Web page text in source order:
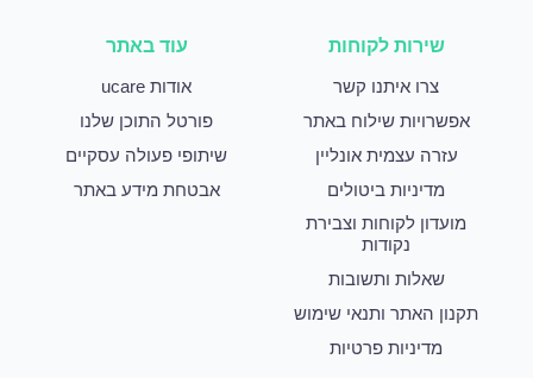
שירות לקוחות
צרו איתנו קשר
אפשרויות שילוח באתר
עזרה עצמית אונליין
מדיניות ביטולים
מועדון לקוחות וצבירת
נקודות
שאלות ותשובות
תקנון האתר ותנאי שימוש
מדיניות פרטיות
עוד באתר
אודות ucare
פורטל התוכן שלנו
שיתופי פעולה עסקיים
אבטחת מידע באתר